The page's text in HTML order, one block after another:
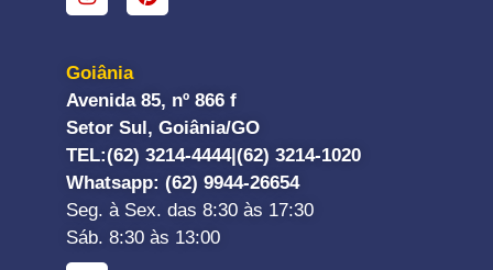
Goiânia
Avenida 85, nº 866 f
Setor Sul, Goiânia/GO
TEL:(62) 3214-4444|(62) 3214-1020
Whatsapp: (62) 9944-26654
Seg. à Sex. das 8:30 às 17:30
Sáb. 8:30 às 13:00